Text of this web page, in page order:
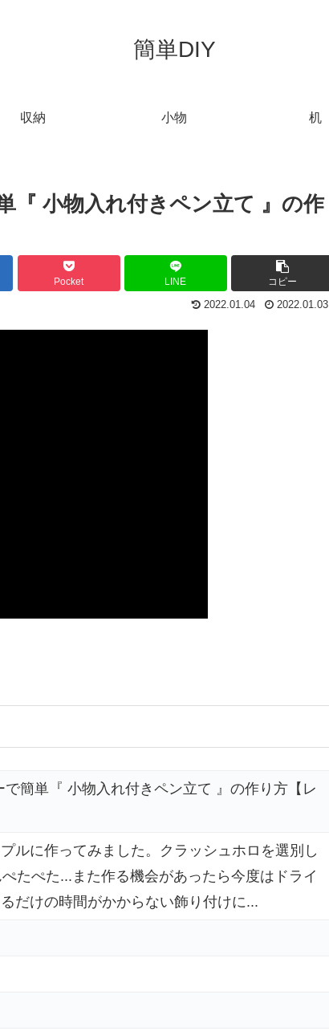
簡単DIY
収納 小物 机
『 小物入れ付きペン立て 』の作
Pocket LINE コピー
2022.01.04 2022.01.03
で簡単『 小物入れ付きペン立て 』の作り方【レ
ルに作ってみました。クラッシュホロを選別し
たぺた...また作る機会があったら今度はドライ
だけの時間がかからない飾り付けに...